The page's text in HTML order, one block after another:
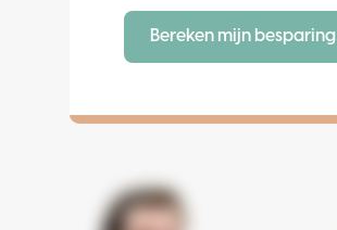
Bereken mijn besparing